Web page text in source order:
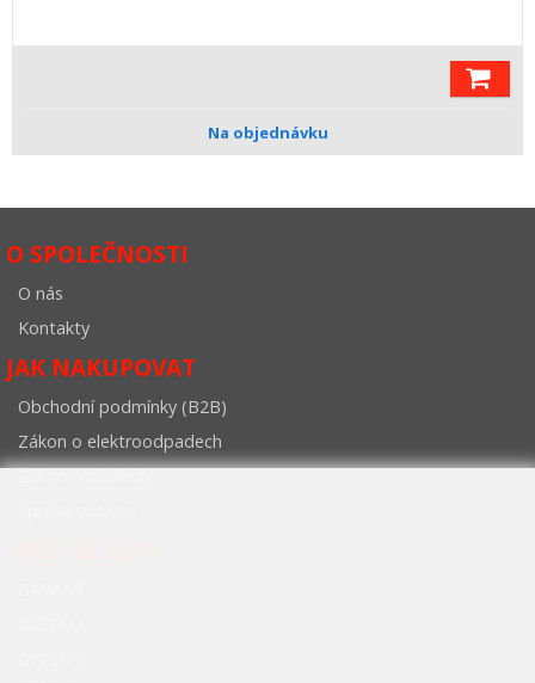
Na objednávku
O SPOLEČNOSTI
O nás
Kontakty
JAK NAKUPOVAT
Obchodní podmínky (B2B)
Zákon o elektroodpadech
Zákon o obalech